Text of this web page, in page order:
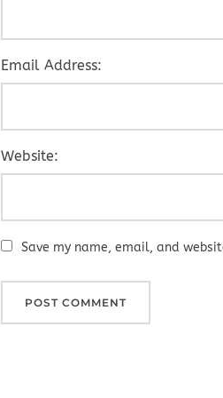
Email Address:
Website:
Save my name, email, and